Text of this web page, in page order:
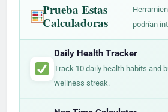
Prueba Estas
Calculadoras
podrían
Daily Health Tracker
Track 10 daily health habits and
wellness streak.